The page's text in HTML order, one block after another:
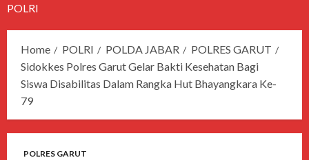
POLRI
Home POLRI POLDA JABAR
POLRES GARUT
Sidokkes Polres Garut Gelar Bakti Kesehatan Bagi
Siswa Disabilitas Dalam Rangka Hut Bhayangkara Ke-
79
POLRES GARUT